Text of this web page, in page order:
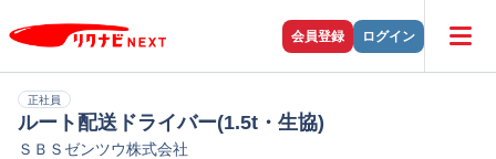
会員登録 ログイン
正社員
ルート配送ドライバー(1.5t・生協)
ＳＢＳゼンツウ株式会社